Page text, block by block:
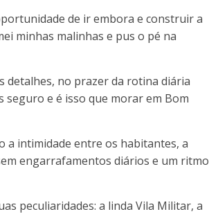
oportunidade de ir embora e construir a
minhas malinhas e pus o pé na
detalhes, no prazer da rotina diária
e é isso que morar em Bom
a intimidade entre os habitantes, a
engarrafamentos diários e um ritmo
peculiaridades: a linda Vila Militar, a